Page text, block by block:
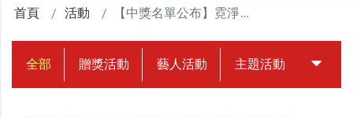
首頁 活動 【中獎名單公布】霓淨思 x MOMO親子台｜測出你專屬的聖誕守護神?
全部 贈獎活動 藝人活動 主題活動 中獎名